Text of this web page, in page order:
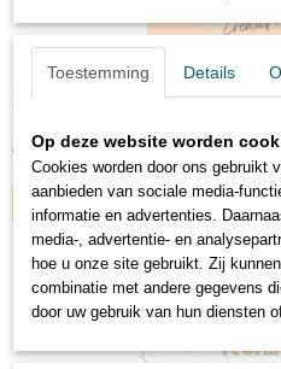
Schort
Verras jouw vader of moeder met een
€ 14,00
Toestemming Details
Op deze website worden
Cookies worden door ons gebruikt
aanbieden van sociale media-
informatie en advertenties.
media-, advertentie- en
hoe u onze site gebruikt. Zij
combinatie met andere gegevens
door uw gebruik van hun diensten